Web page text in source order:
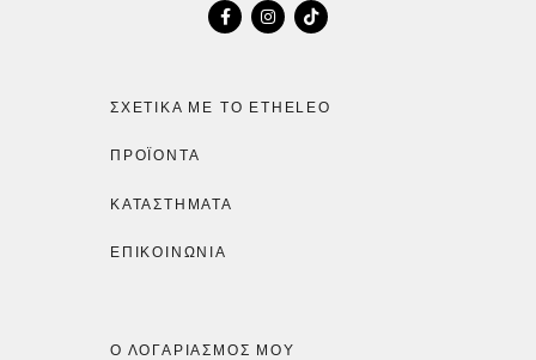
ΣΧΕΤΙΚΆ ΜΕ ΤΟ ETHELEO
ΠΡΟΪΌΝΤΑ
ΚΑΤΑΣΤΉΜΑΤΑ
ΕΠΙΚΟΙΝΩΝΙΑ
Ο ΛΟΓΑΡΙΑΣΜΌΣ ΜΟΥ